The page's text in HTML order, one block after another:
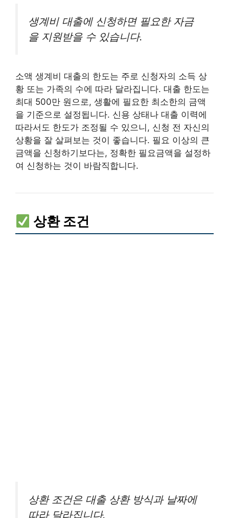
생계비 대출에 신청하면 필요한 자금
을 지원받을 수 있습니다.
소액 생계비 대출의 한도는 주로 신청자의 소득 상
황 또는 가족의 수에 따라 달라집니다. 대출 한도는
최대 500만 원으로, 생활에 필요한 최소한의 금액
을 기준으로 설정됩니다. 신용 상태나 대출 이력에
따라서도 한도가 조정될 수 있으니, 신청 전 자신의
상황을 잘 살펴보는 것이 좋습니다. 필요 이상의 큰
금액을 신청하기보다는, 정확한 필요금액을 설정하
여 신청하는 것이 바람직합니다.
상환 조건
상환 조건은 대출 상환 방식과 날짜에
따라 달라집니다.